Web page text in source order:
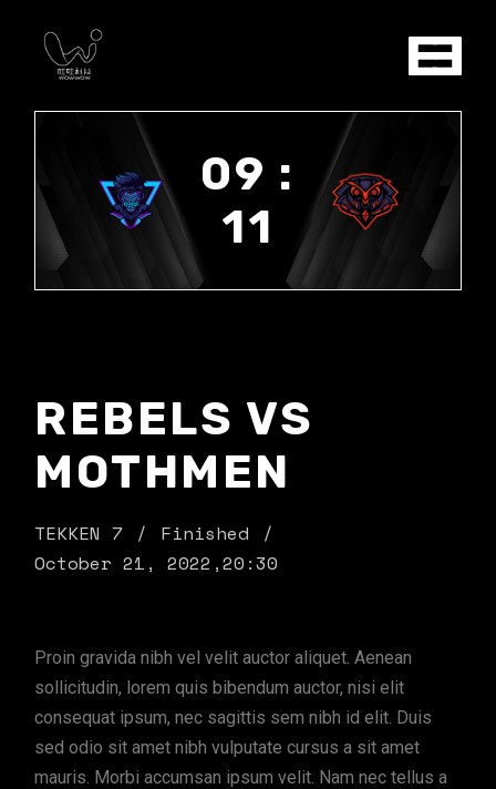
09 :
11
REBELS VS
MOTHMEN
TEKKEN 7
Finished
October 21, 2022,20:30
Proin gravida nibh vel velit auctor aliquet. Aenean
sollicitudin, lorem quis bibendum auctor, nisi elit
consequat ipsum, nec sagittis sem nibh id elit. Duis
sed odio sit amet nibh vulputate cursus a sit amet
mauris. Morbi accumsan ipsum velit. Nam nec tellus a